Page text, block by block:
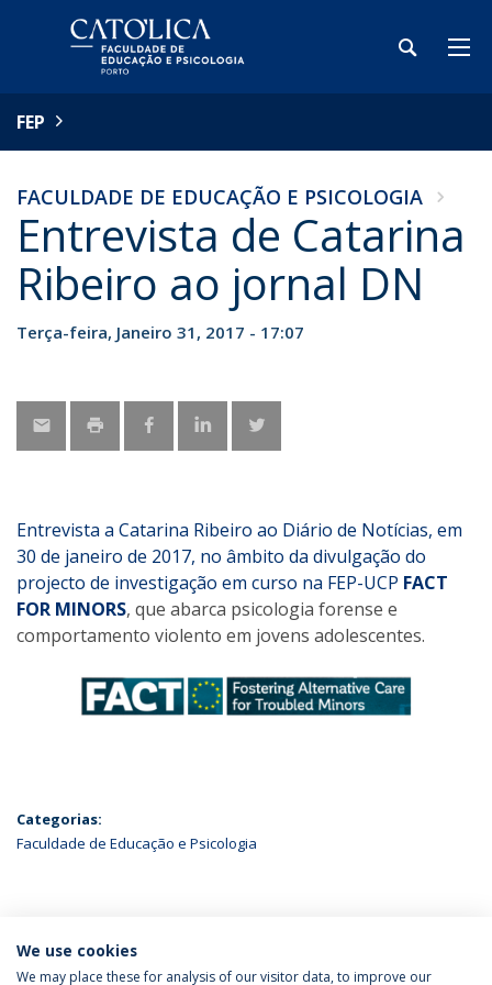
FEP
FACULDADE DE EDUCAÇÃO E PSICOLOGIA
Entrevista de Catarina
Ribeiro ao jornal DN
Terça-feira, Janeiro 31, 2017 - 17:07
Entrevista a Catarina Ribeiro ao Diário de Notícias, em
30 de janeiro de 2017, no âmbito da divulgação do
projecto de investigação em curso na FEP-UCP FACT
FOR MINORS, que abarca psicologia forense e
comportamento violento em jovens adolescentes.
Categorias:
Faculdade de Educação e Psicologia
ÚLTIMAS NOTÍCIAS
We use cookies
We may place these for analysis of our visitor data, to improve our